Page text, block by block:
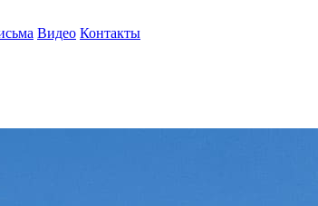
Видео Контакты